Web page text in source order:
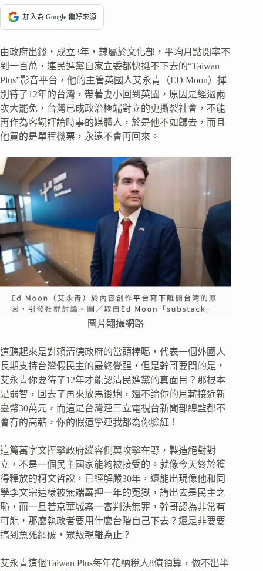
加入為 Google 偏好來源
由政府出錢，成立3年，隸屬於文化部，平均月點閱率不
到一百萬，連民進黨自家立委都快挺不下去的“Taiwan
Plus”影音平台，他的主管英國人艾永青（ED Moon）揮
別待了12年的台灣，帶著妻小回到英國，原因是經過兩
次大罷免，台灣已成政治極端對立的更撕裂社會，不能
再作為客觀評論時事的媒體人，於是他不如歸去，而且
他買的是單程機票，永遠不會再回來。
圖片翻攝網路
這聽起來是對賴清德政府的當頭棒喝，代表一個外國人
長期支持台灣假民主的最終覺醒，但是幹哥要問的是，
艾永青你要待了12年才能認清民進黨的真面目？那根本
是弱智，回去了再來放馬後炮，還不論你的月薪接近新
臺幣30萬元，而這是台灣連三立電視台新聞部總監都不
會有的高薪，你的假道學連我都為你臉紅！
這篇萬字文抨擊政府縱容側翼攻擊在野，製造絕對對
立，不是一個民主國家能夠被接受的。就像今天終於獲
得釋放的柯文哲說，已經解嚴30年，還能出現像他和同
學李文宗這樣被無端羈押一年的冤獄，講出去是民主之
恥，而一旦若京華城案一審判決無罪，幹哥認為非常有
可能，那麼執政者要用什麼台階自己下去？還是非要要
搞到魚死網破，眾叛親離為止？
艾永青這個Taiwan Plus每年花納稅人8億預算，做不出半